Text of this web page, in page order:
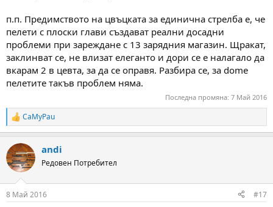
п.п. Предимството на цвъцката за единична стрелба е, че
пелети с плоски глави създават реални досадни
проблеми при зареждане с 13 зарядния магазин. Щракат,
заклинват се, не влизат елеганто и дори се е налагало да
вкарам 2 в цевта, за да се оправя. Разбира се, за dome
пелетите такъв проблем няма.
Последна промяна: 7 Май 2016
R
e
c
t
i
s
CaMyPau
andi
Редовен Потребител
8 Май 2016 #17